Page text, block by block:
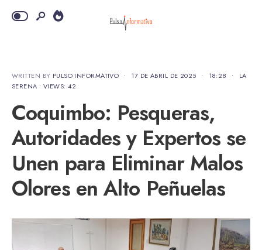
WRITTEN BY PULSO INFORMATIVO • 17 DE ABRIL DE 2025 • 18:28 •
LA
SERENA • VIEWS: 42
Coquimbo: Pesqueras,
Autoridades y Expertos se
Unen para Eliminar Malos
Olores en Alto Peñuelas